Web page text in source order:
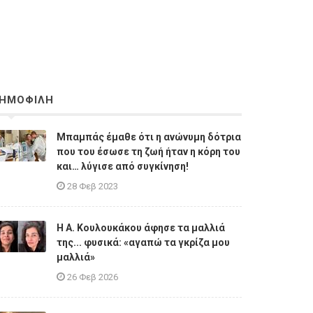
Μπαμπάς έμαθε ότι η ανώνυμη δότρια
που του έσωσε τη ζωή ήταν η κόρη του
και… λύγισε από συγκίνηση!
28 Φεβ 2023
Η A. Κουλουκάκου άφησε τα μαλλιά
της... φυσικά: «αγαπώ τα γκρίζα μου
μαλλιά»
26 Φεβ 2026